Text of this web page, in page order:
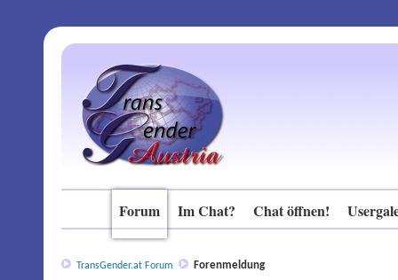
Forum Im Chat? Chat öffnen!
TransGender.at Forum Forenmeldung